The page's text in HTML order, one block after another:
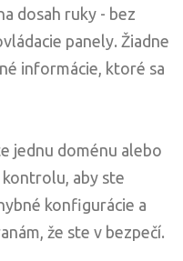
dosah ruky - bez
panely. Žiadne
informácie, ktoré sa
jednu doménu alebo
aby ste
konfigurácie a
že ste v bezpečí.